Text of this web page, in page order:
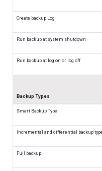
Create backup Log
Run backup at system shutdown
Run backup at log on or log off
Backup Types
Smart Backup Type
Incremental and differential backup
Full backup